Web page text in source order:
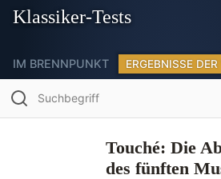
Klassiker-Tests
IM BRENNPUNKT ERGEBNISSE
Touché: Die
des fünften